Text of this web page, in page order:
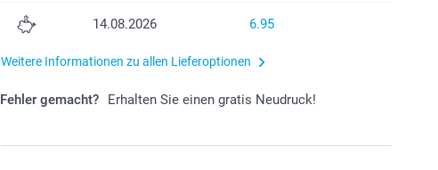
14.08.2026 6.95
Weitere Informationen zu allen Lieferoptionen
Fehler gemacht? Erhalten Sie einen gratis Neudruck!